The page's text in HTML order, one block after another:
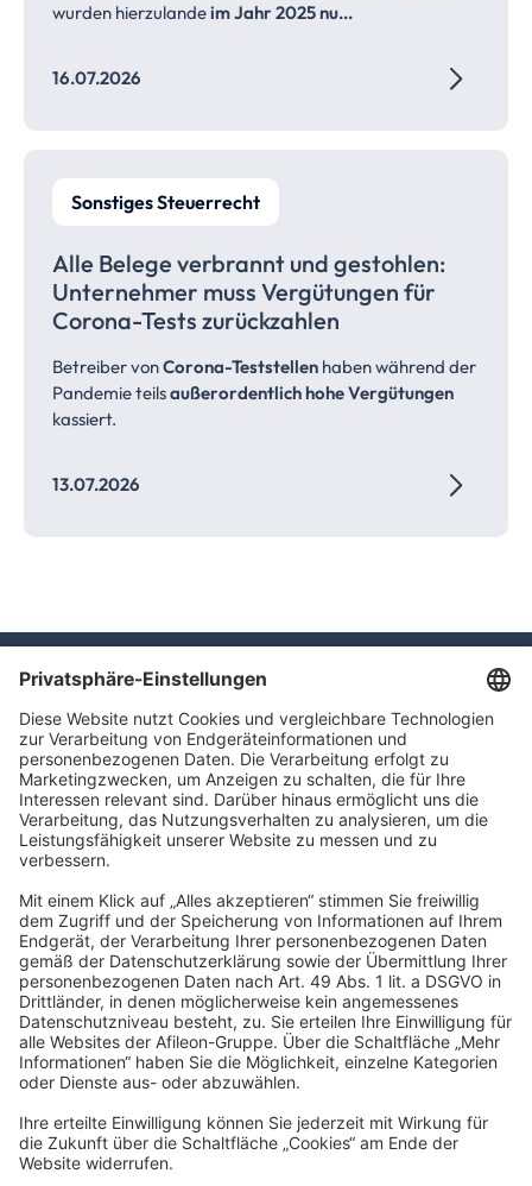
wurden hierzulandeim Jahr 2025 nu...
16.07.2026
Sonstiges Steuerrecht
Alle Belege verbrannt und gestohlen:
Unternehmer muss Vergütungen für
Corona-Tests zurückzahlen
Betreiber vonCorona-Teststellen haben während der
Pandemie teilsaußerordentlich hohe Vergütungen
kassiert.
13.07.2026
TAXFBA GmbH
Gasstraße 18, Haus 6a
22761 Hamburg
info@taxfba.de
Impressum
Datenschutz
Barrierefreiheit
Cookies